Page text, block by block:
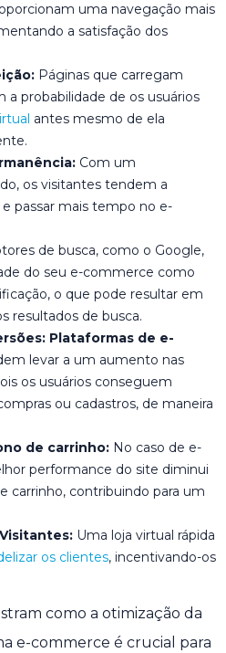
uma navegação mais
a satisfação dos
Páginas que carregam
a probabilidade de os usuários
antes mesmo de ela
Com um
os visitantes tendem a
passar mais tempo no e-
de busca, como o Google,
do seu e-commerce como
o que pode resultar em
resultados de busca.
Plataformas de e-
levar a um aumento nas
os usuários conseguem
ou cadastros, de maneira
de carrinho: No caso de e-
performance do site diminui
carrinho, contribuindo para um
Uma loja virtual rápida
os clientes, incentivando-os
como a otimização da
e-commerce é crucial para